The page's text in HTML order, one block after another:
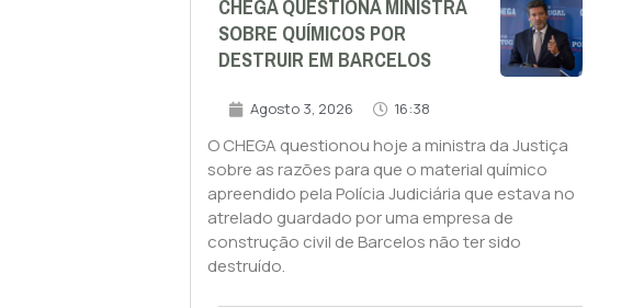
CHEGA QUESTIONA MINISTRA
SOBRE QUÍMICOS POR
DESTRUIR EM BARCELOS
Agosto 3, 2026 16:38
O CHEGA questionou hoje a ministra da Justiça
sobre as razões para que o material químico
apreendido pela Polícia Judiciária que estava no
atrelado guardado por uma empresa de
construção civil de Barcelos não ter sido
destruído.